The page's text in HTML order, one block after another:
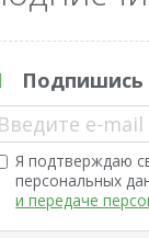
Подпишись
Введите e-mail
Я подтверждаю
персональных
и передаче